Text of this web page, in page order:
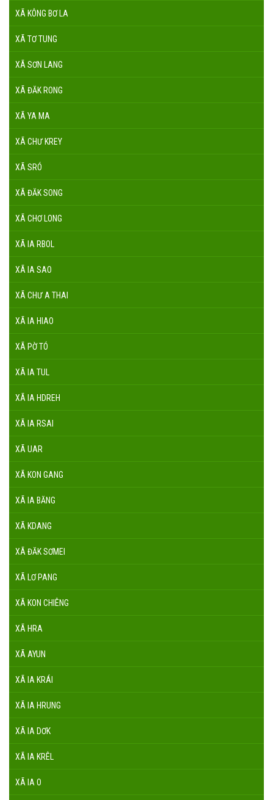
XÃ KÔNG BƠ LA
XÃ TƠ TUNG
XÃ SƠN LANG
XÃ ĐĂK RONG
XÃ YA MA
XÃ CHƯ KREY
XÃ SRÓ
XÃ ĐĂK SONG
XÃ CHƠ LONG
XÃ IA RBOL
XÃ IA SAO
XÃ CHƯ A THAI
XÃ IA HIAO
XÃ PỜ TÓ
XÃ IA TUL
XÃ IA HDREH
XÃ IA RSAI
XÃ UAR
XÃ KON GANG
XÃ IA BĂNG
XÃ KDANG
XÃ ĐĂK SƠMEI
XÃ LƠ PANG
XÃ KON CHIÊNG
XÃ HRA
XÃ AYUN
XÃ IA KRÁI
XÃ IA HRUNG
XÃ IA DƠK
XÃ IA KRÊL
XÃ IA O